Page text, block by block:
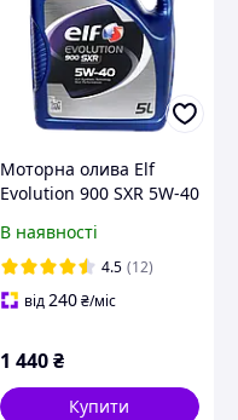
Моторна олива Elf
Evolution 900 SXR 5W-40
В наявності
4.5 (12)
від240₴/міс
1 440₴
Купити